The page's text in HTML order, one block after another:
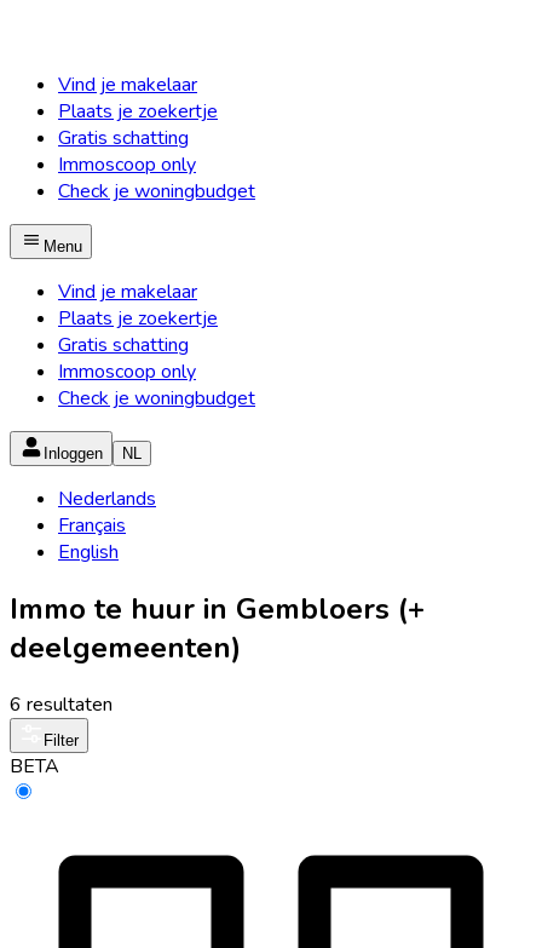
Vind je makelaar
Plaats je zoekertje
Gratis schatting
Immoscoop only
Check je woningbudget
Menu
Vind je makelaar
Plaats je zoekertje
Gratis schatting
Immoscoop only
Check je woningbudget
Inloggen NL
Nederlands
Français
English
Immo te huur in Gembloers (+
deelgemeenten)
6 resultaten
Filter
BETA